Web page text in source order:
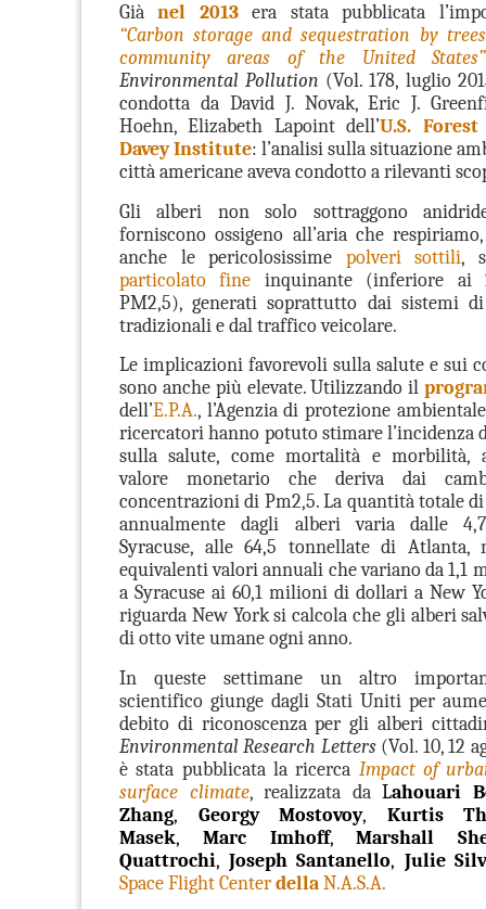
Giànel 2013era stata pubblicata
“Carbon storage and sequestration by
community areas of the United States”
Environmental Pollution (Vol. 178, luglio
condotta da David J. Novak, Eric J.
Hoehn, Elizabeth Lapoint dell’U.S. Forest
Davey Institute: l’analisi sulla situazione
città americane aveva condotto a rilevanti
Glialberi non solo sottraggono
fornisconoossigeno all’aria che
anche le pericolosissime polveri sottili,
particolato fine inquinante (inferiore ai
PM2,5), generati soprattutto dai sistemi
tradizionali e dal traffico veicolare.
Le implicazioni favorevoli sulla salute e sui
sono anche più elevate. Utilizzando il
dell’E.P.A., l’Agenzia di protezione
ricercatori hanno potuto stimare l’incidenza
sulla salute, come mortalità e morbilità,
valore monetario che deriva dai
concentrazioni di Pm2,5. La quantità totale
annualmente dagli alberi varia dalle
Syracuse, alle 64,5 tonnellate di Atlanta,
equivalenti valori annuali che variano da 1,1
a Syracuse ai 60,1 milioni di dollari a New
riguarda New York si calcola che gli alberi
di otto vite umane ogni anno.
In queste settimane un altro
scientifico giunge dagli Stati Uniti per
debito di riconoscenza per gli alberi
Environmental Research Letters (Vol. 10, 12
è stata pubblicata la ricerca Impact of
surface climate, realizzata da Lahouari
Zhang, Georgy Mostovoy,
Kurtis
Masek, Marc Imhoff,Marshall
Quattrochi, Joseph Santanello, Julie
Space Flight Center della N.A.S.A.